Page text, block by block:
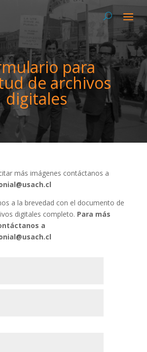
para
de archivos
digitales
más imágenes contáctanos a
a la brevedad con el documento de
digitales completo. Para más
a